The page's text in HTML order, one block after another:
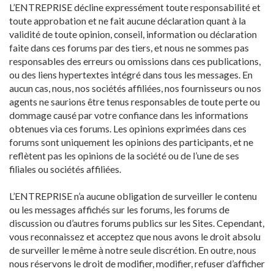
L’ENTREPRISE décline expressément toute responsabilité et
toute approbation et ne fait aucune déclaration quant à la
validité de toute opinion, conseil, information ou déclaration
faite dans ces forums par des tiers, et nous ne sommes pas
responsables des erreurs ou omissions dans ces publications,
ou des liens hypertextes intégré dans tous les messages. En
aucun cas, nous, nos sociétés affiliées, nos fournisseurs ou nos
agents ne saurions être tenus responsables de toute perte ou
dommage causé par votre confiance dans les informations
obtenues via ces forums. Les opinions exprimées dans ces
forums sont uniquement les opinions des participants, et ne
reflètent pas les opinions de la société ou de l’une de ses
filiales ou sociétés affiliées.
L’ENTREPRISE n’a aucune obligation de surveiller le contenu
ou les messages affichés sur les forums, les forums de
discussion ou d’autres forums publics sur les Sites. Cependant,
vous reconnaissez et acceptez que nous avons le droit absolu
de surveiller le même à notre seule discrétion. En outre, nous
nous réservons le droit de modifier, modifier, refuser d’afficher